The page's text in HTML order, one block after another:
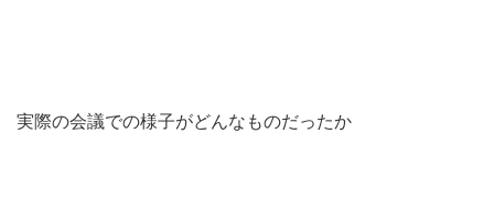
実際の会議での様子がどんなものだったか